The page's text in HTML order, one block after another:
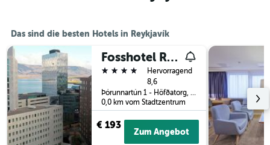
Das sind die besten Hotels in Reykjavík
Fosshotel Reykjavik
4 Sterne
Hervorragend
8,6
Þórunnartún 1 - Höfðatorg, Reykjavík, Island
0,0 km vom Stadtzentrum
€ 193
Zum Angebot